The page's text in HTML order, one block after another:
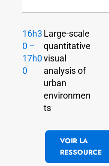
16h3
0 –
17h0
0
Large-scale
quantitative
visual
analysis of
urban
environmen
ts
VOIR LA
RESSOURCE